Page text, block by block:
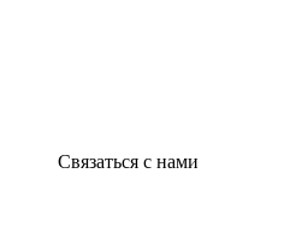
Связаться с нами